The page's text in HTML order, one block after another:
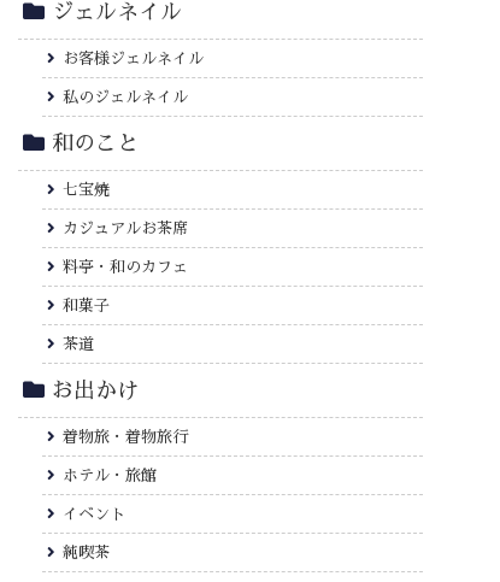
ジェルネイル
お客様ジェルネイル
私のジェルネイル
和のこと
七宝焼
カジュアルお茶席
料亭・和のカフェ
和菓子
茶道
お出かけ
着物旅・着物旅行
ホテル・旅館
イベント
純喫茶